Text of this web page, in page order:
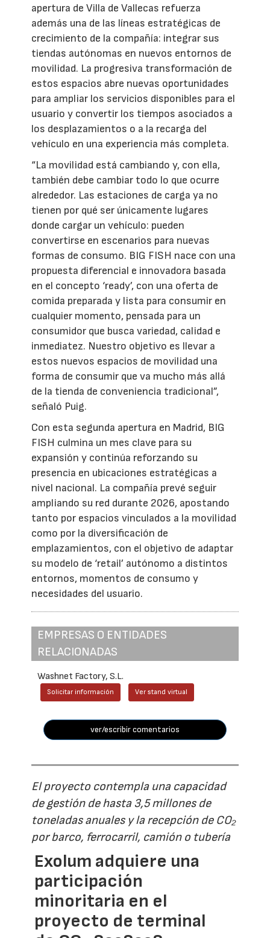
apertura de Villa de Vallecas refuerza
además una de las líneas estratégicas de
crecimiento de la compañía: integrar sus
tiendas autónomas en nuevos entornos de
movilidad. La progresiva transformación de
estos espacios abre nuevas oportunidades
para ampliar los servicios disponibles para el
usuario y convertir los tiempos asociados a
los desplazamientos o a la recarga del
vehículo en una experiencia más completa.
“La movilidad está cambiando y, con ella,
también debe cambiar todo lo que ocurre
alrededor. Las estaciones de carga ya no
tienen por qué ser únicamente lugares
donde cargar un vehículo: pueden
convertirse en escenarios para nuevas
formas de consumo. BIG FISH nace con una
propuesta diferencial e innovadora basada
en el concepto ‘ready’, con una oferta de
comida preparada y lista para consumir en
cualquier momento, pensada para un
consumidor que busca variedad, calidad e
inmediatez. Nuestro objetivo es llevar a
estos nuevos espacios de movilidad una
forma de consumir que va mucho más allá
de la tienda de conveniencia tradicional”,
señaló Puig.
Con esta segunda apertura en Madrid, BIG
FISH culmina un mes clave para su
expansión y continúa reforzando su
presencia en ubicaciones estratégicas a
nivel nacional. La compañía prevé seguir
ampliando su red durante 2026, apostando
tanto por espacios vinculados a la movilidad
como por la diversificación de
emplazamientos, con el objetivo de adaptar
su modelo de ‘retail’ autónomo a distintos
entornos, momentos de consumo y
necesidades del usuario.
EMPRESAS O ENTIDADES
RELACIONADAS
Washnet Factory, S.L.
Solicitar información Ver stand virtual
ver/escribir comentarios
El proyecto contempla una capacidad
de gestión de hasta 3,5 millones de
toneladas anuales y la recepción de CO₂
por barco, ferrocarril, camión o tubería
Exolum adquiere una
participación
minoritaria en el
proyecto de terminal